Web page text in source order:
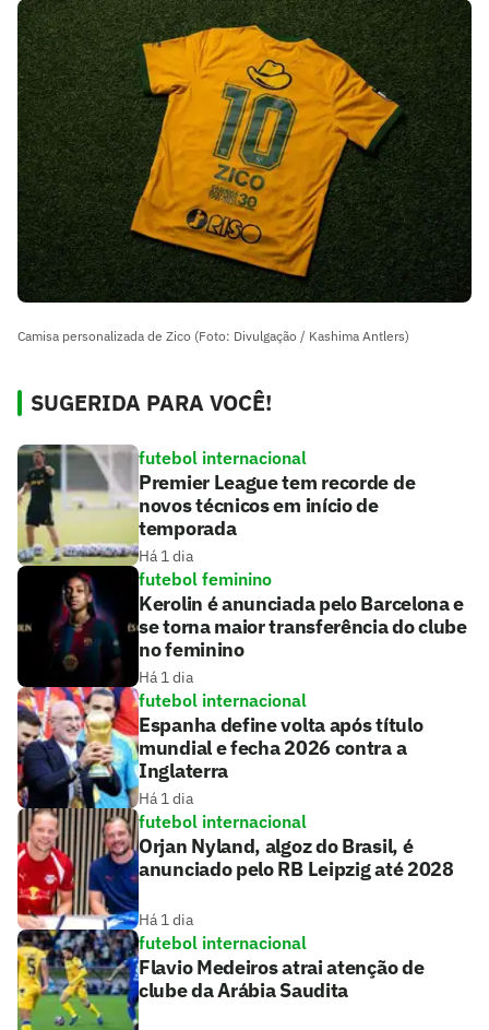
Camisa personalizada de Zico (Foto: Divulgação / Kashima Antlers)
SUGERIDA PARA VOCÊ!
futebol internacional
Premier League tem recorde de
novos técnicos em início de
temporada
Há 1 dia
futebol feminino
Kerolin é anunciada pelo Barcelona e
se torna maior transferência do clube
no feminino
Há 1 dia
futebol internacional
Espanha define volta após título
mundial e fecha 2026 contra a
Inglaterra
Há 1 dia
futebol internacional
Orjan Nyland, algoz do Brasil, é
anunciado pelo RB Leipzig até 2028
Há 1 dia
futebol internacional
Flavio Medeiros atrai atenção de
clube da Arábia Saudita